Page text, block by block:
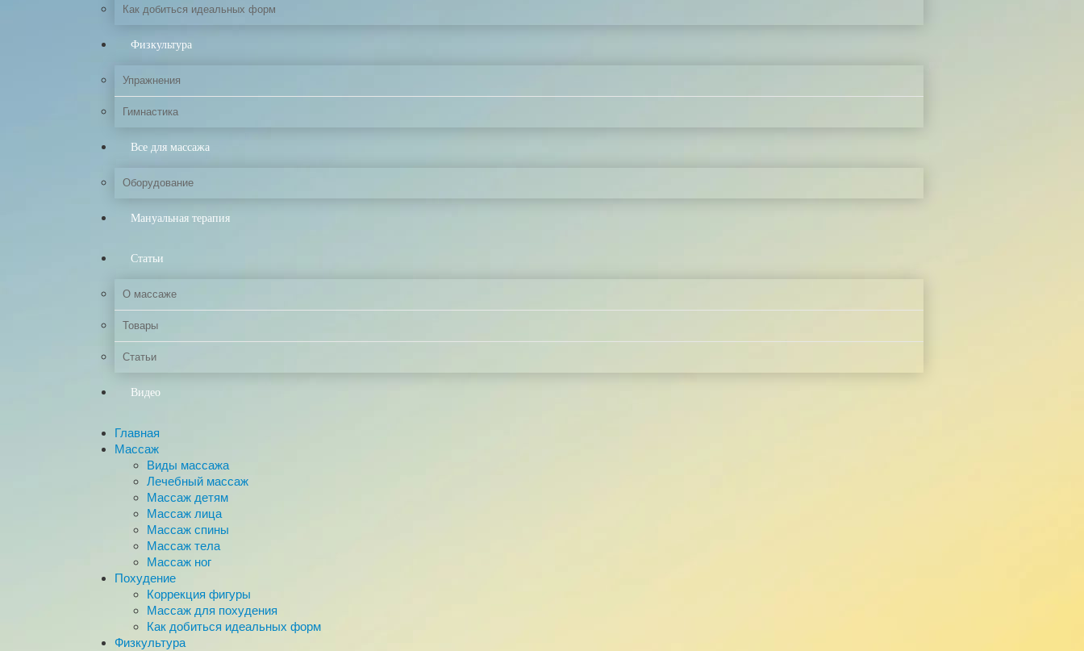
Как добиться идеальных форм
Физкультура
Упражнения
Гимнастика
Все для массажа
Оборудование
Мануальная терапия
Статьи
О массаже
Товары
Статьи
Видео
Главная
Массаж
Виды массажа
Лечебный массаж
Массаж детям
Массаж лица
Массаж спины
Массаж тела
Массаж ног
Похудение
Коррекция фигуры
Массаж для похудения
Как добиться идеальных форм
Физкультура